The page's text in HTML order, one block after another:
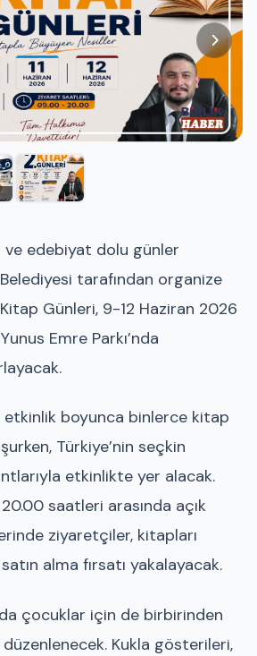
ve edebiyat dolu günler
tarafından organize
Günleri, 9-12 Haziran 2026
Emre Parkı’nda
boyunca binlerce kitap
Türkiye’nin seçkin
etkinlikte yer alacak.
saatleri arasında açık
ziyaretçiler, kitapları
alma fırsatı yakalayacak.
çocuklar için de birbirinden
Kukla gösterileri,